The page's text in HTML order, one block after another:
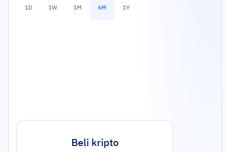
1D 1W 1M 6M 1Y
Beli kripto